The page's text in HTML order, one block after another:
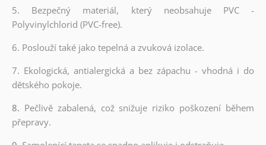
5. Bezpečný materiál, který neobsahuje PVC -
Polyvinylchlorid (PVC-free).
6. Poslouží také jako tepelná a zvuková izolace.
7. Ekologická, antialergická a bez zápachu - vhodná i do
dětského pokoje.
8. Pečlivě zabalená, což snižuje riziko poškození během
přepravy.